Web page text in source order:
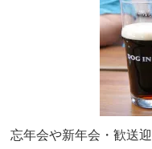
忘年会や新年会・歓送